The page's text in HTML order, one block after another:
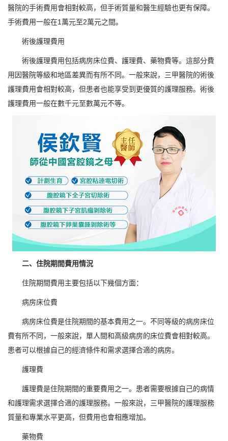
醫院的手術費用會相對較高，但手術質量和醫生經驗也更有保障。
手術費用一般在1萬元至2萬元之間。
術後護理費用
術後護理費用包括病房床位費、護理費、藥物費等。這部分費
用因醫院等級和地區差異而有所不同。一般來說，三甲醫院的術後
護理費用會相對較高，但患者也能享受到更優質的護理服務。術後
護理費用一般在數千元至數萬元不等。
二、住院期間費用情況
住院期間費用主要包括以下幾個方面：
病房床位費
病房床位費是住院期間的基本費用之一。不同等級的病房床位
費有所不同，一般來說，單人間和高級病房的床位費會相對較高。
患者可以根據自己的經濟條件和需求選擇合適的病房。
護理費
護理費是住院期間的重要費用之一。患者需要根據自己的病情
和護理需求選擇合適的護理服務。一般來說，三甲醫院的護理服務
質量和專業水平更高，但費用也會相應增加。
藥物費